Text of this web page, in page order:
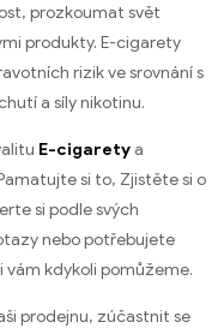
prozkoumat svět
produkty. E-cigarety
rizik ve srovnání s
a síly nikotinu.
E-cigarety a
si to, Zjistěte si o
si podle svých
nebo potřebujete
vám kdykoli pomůžeme.
prodejnu, zúčastnit se